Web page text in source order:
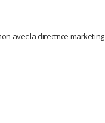
avec la directrice marketing